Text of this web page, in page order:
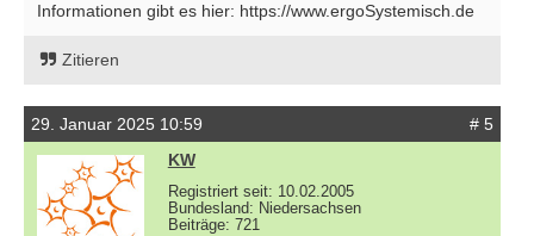
Informationen gibt es hier: https://www.ergoSystemisch.de
Zitieren
29. Januar 2025 10:59
# 5
KW
Registriert seit: 10.02.2005
Bundesland: Niedersachsen
Beiträge: 721